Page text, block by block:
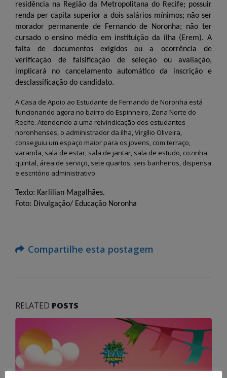
residência na Região da Metropolitana do Recife; possuir
renda per capita superior a dois salários mínimos; não ser
morador permanente de Fernando de Noronha; não ter
cursado o ensino médio em instituição da ilha (Erem). A
falta de documentos exigidos ou a ocorrência de
verificação de falsificação de seleção ou avaliação,
implicará no cancelamento automático da inscrição e
desclassificação do candidato.
A Casa de Apoio ao Estudante de Fernando de Noronha está
funcionando agora no bairro do Espinheiro, Zona Norte do
Recife. Atendendo a uma reivindicação dos estudantes
noronhenses, o administrador da ilha, Virgílio Oliveira,
conseguiu um espaço maior para os jovens, com terraço,
varanda, sala de estar, sala de jantar, sala de estudo, cozinha,
quintal, área de serviço, sete quartos, seis banheiros, dispensa
e escritório administrativo.
Texto: Karlilian Magalhães.
Foto: Divulgação/ Educação Noronha
Compartilhe esta postagem
RELATED POSTS